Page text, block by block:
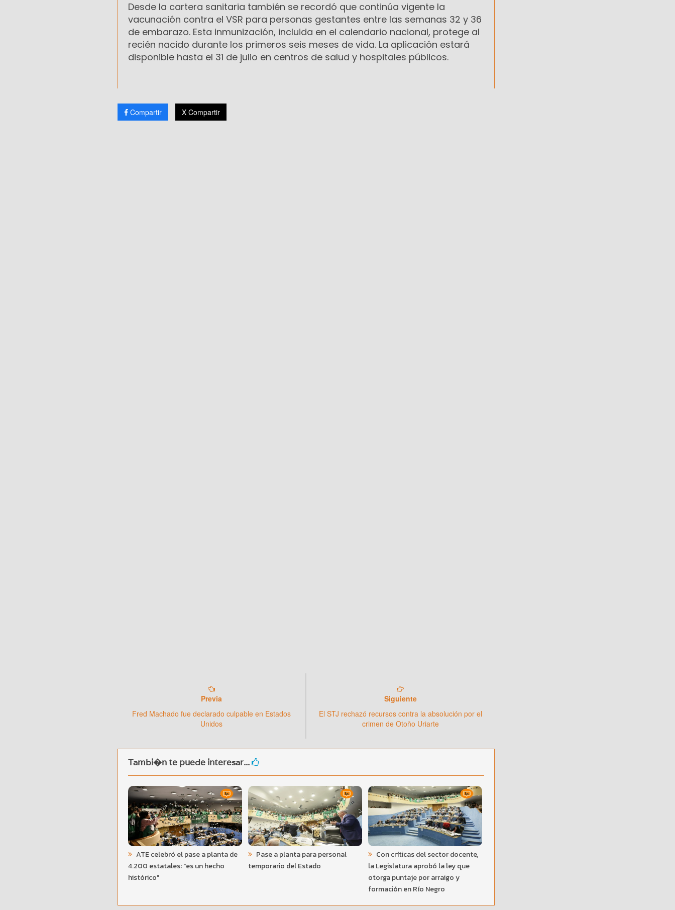
Desde la cartera sanitaria también se recordó que continúa vigente la
vacunación contra el VSR para personas gestantes entre las semanas 32 y 36
de embarazo. Esta inmunización, incluida en el calendario nacional, protege al
recién nacido durante los primeros seis meses de vida. La aplicación estará
disponible hasta el 31 de julio en centros de salud y hospitales públicos.
Compartir X Compartir
Previa
Fred Machado fue declarado culpable en Estados
Unidos
Siguiente
El STJ rechazó recursos contra la absolución por el
crimen de Otoño Uriarte
Tambi�n te puede interesar...
ATE celebró el pase a planta de
4.200 estatales: "es un hecho
histórico"
Pase a planta para personal
temporario del Estado
Con críticas del sector docente,
la Legislatura aprobó la ley que
otorga puntaje por arraigo y
formación en Río Negro